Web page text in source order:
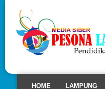
HOME LAMPUNG